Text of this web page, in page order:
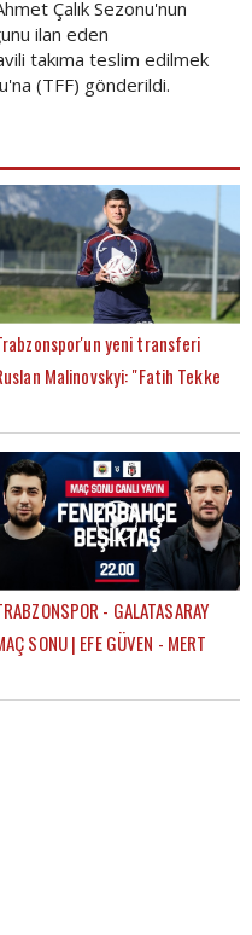
Çalık Sezonu'nun
ilan eden
takıma teslim edilmek
(TFF) gönderildi.
yeni transferi
Malinovskyi: "Fatih Tekke
- GALATASARAY
SONU | EFE GÜVEN - MERT